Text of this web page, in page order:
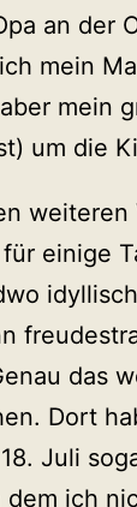
an der
mein
mein
um die
weiteren
einige
das
Dort
Juli
dem ich